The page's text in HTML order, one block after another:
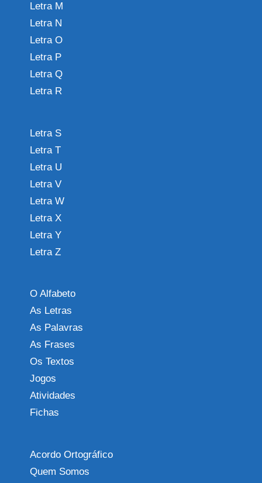
Letra M
Letra N
Letra O
Letra P
Letra Q
Letra R
Letra S
Letra T
Letra U
Letra V
Letra W
Letra X
Letra Y
Letra Z
O Alfabeto
As Letras
As Palavras
As Frases
Os Textos
Jogos
Atividades
Fichas
Acordo Ortográfico
Quem Somos